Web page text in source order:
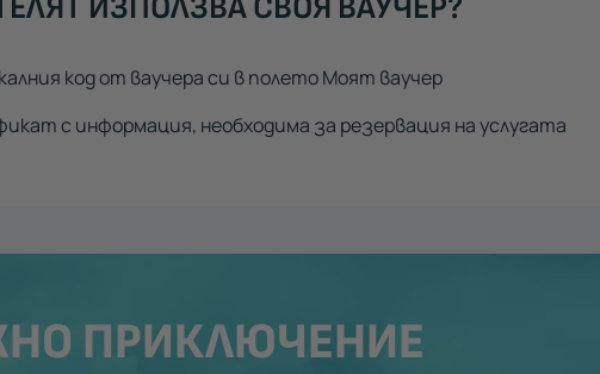
код от ваучера си в полето Моят ваучер
с информация, необходима за резервация на услугата
ПРИКЛЮЧЕНИЕ